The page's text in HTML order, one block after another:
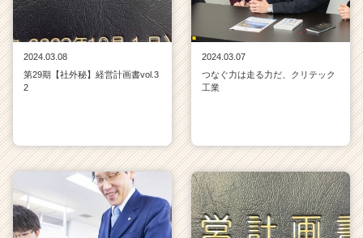
2024.03.08
第29期【社外秘】経営計画書vol.3
2
2024.03.07
つなぐ力は走る力だ、クリテック
工業